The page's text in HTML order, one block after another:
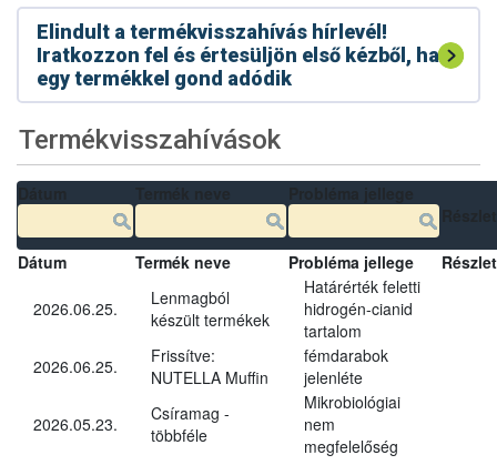
Elindult a termékvisszahívás hírlevél!
Iratkozzon fel és értesüljön első kézből, ha
egy termékkel gond adódik
Termékvisszahívások
Dátum Termék neve Probléma jellege
2026.06.25.
Lenmagból
készült termékek
Határérték feletti
hidrogén-cianid
tartalom
2026.06.25.
Frissítve:
NUTELLA Muffin
fémdarabok
jelenléte
2026.05.23.
Csíramag -
többféle
Mikrobiológiai
nem
megfelelőség